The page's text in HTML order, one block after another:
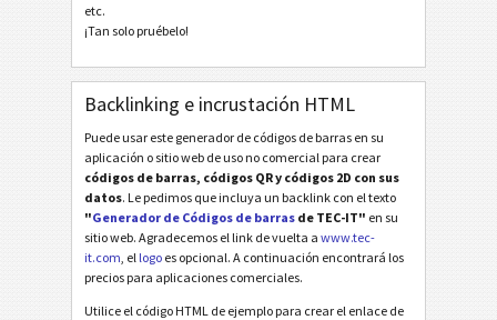
etc.
¡Tan solo pruébelo!
Backlinking e incrustación HTML
Puede usar este generador de códigos de barras en su
aplicación o sitio web de uso no comercial para crear
códigos de barras, códigos QR y códigos 2D con sus
datos. Le pedimos que incluya un backlink con el texto
"Generador de Códigos de barras de TEC-IT" en su
sitio web. Agradecemos el link de vuelta a www.tec-
it.com , el logo es opcional. A continuación encontrará los
precios para aplicaciones comerciales.
Utilice el código HTML de ejemplo para crear el enlace de